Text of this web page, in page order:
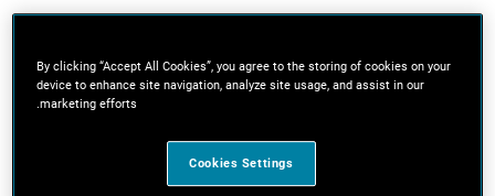
ورنيش
الطريقة خطوة بخطوة
استخدم منشار بلاك آند ديكر الدائري اللاسلكي لقص القطع
By clicking “Accept All Cookies”, you agree to the storing of cookies on your
device to enhance site navigation, analyze site usage, and assist in our
marketing efforts.
Cookies Settings